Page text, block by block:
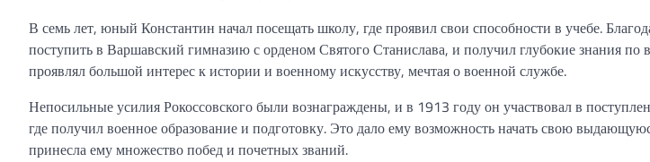
В семь лет, юный Константин начал посещать школу, где проявил свои способности в учебе.
поступить в Варшавский гимназию с орденом Святого Станислава, и получил глубокие знания по
проявлял большой интерес к истории и военному искусству, мечтая о военной службе.
Непосильные усилия Рокоссовского были вознаграждены, и в 1913 году он участвовал в
где получил военное образование и подготовку. Это дало ему возможность начать свою
принесла ему множество побед и почетных званий.